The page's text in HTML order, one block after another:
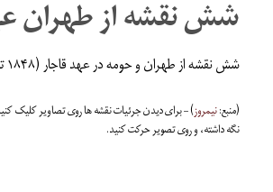
شش نقشه از طهران
شش نقشه از طهران و حومه در عهد قاجار (۱۸۴۸ تا ۱۹۲۵ میلادی).
(منبع:نیمروز) – برای دیدن جرئیات نقشه ها روی تصاویر کلیک
نگه داشته، و روی تصویر حرکت کنید.